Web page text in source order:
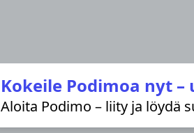
Kokeile Podimoa nyt
Aloita Podimo – liity ja löydä